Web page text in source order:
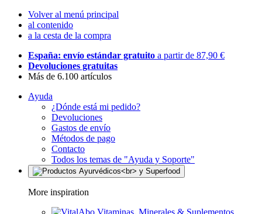
Volver al menú principal
al contenido
a la cesta de la compra
España: envío estándar gratuito a partir de 87,90 €
Devoluciones gratuitas
Más de 6.100 artículos
Ayuda
¿Dónde está mi pedido?
Devoluciones
Gastos de envío
Métodos de pago
Contacto
Todos los temas de "Ayuda y Soporte"
More inspiration
Vitaminas, Minerales & Suplementos